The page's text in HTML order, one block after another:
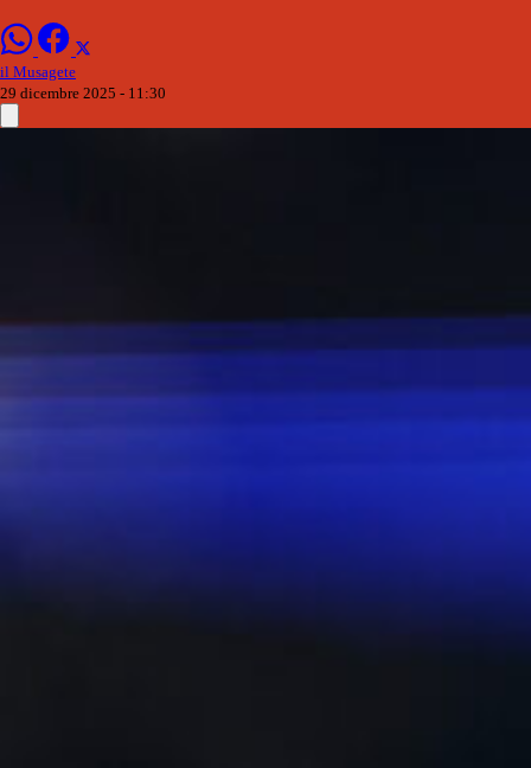
il Musagete
29 dicembre 2025 - 11:30